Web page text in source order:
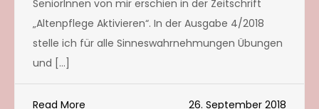
SeniorInnen von mir erschien in der Zeitschrift
„Altenpflege Aktivieren“. In der Ausgabe 4/2018
stelle ich für alle Sinneswahrnehmungen Übungen
und […]
Read More 26. September 2018